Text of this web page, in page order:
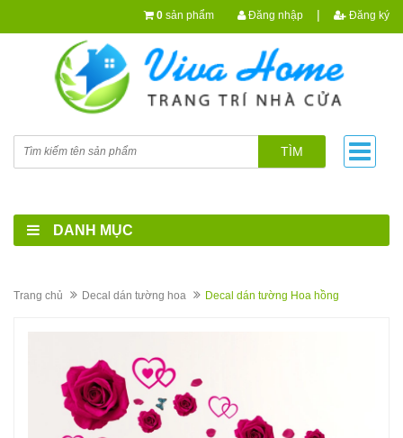
0 sản phẩm Đăng nhập | Đăng ký
TÌM
DANH MỤC
Trang chủ Decal dán tường hoa Decal dán tường Hoa hồng